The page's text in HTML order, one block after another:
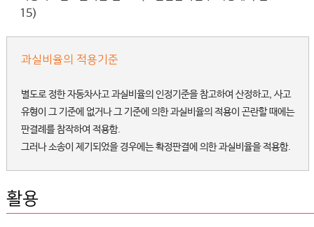
15)
과실비율의 적용기준
별도로 정한 자동차사고 과실비율의 인정기준을 참고하여 산정하고, 사고
유형이 그 기준에 없거나 그 기준에 의한 과실비율의 적용이 곤란할 때에는
판결례를 참작하여 적용함.
그러나 소송이 제기되었을 경우에는 확정판결에 의한 과실비율을 적용함.
활용